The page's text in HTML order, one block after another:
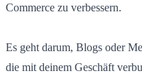
Commerce zu verbessern.
Es geht darum, Blogs oder
die mit deinem Geschäft